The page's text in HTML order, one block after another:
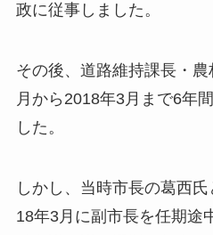
政に従事しました。
その後、道路維持課長・農
月から2018年3月まで6年
した。
しかし、当時市長の葛西氏
18年3月に副市長を任期途